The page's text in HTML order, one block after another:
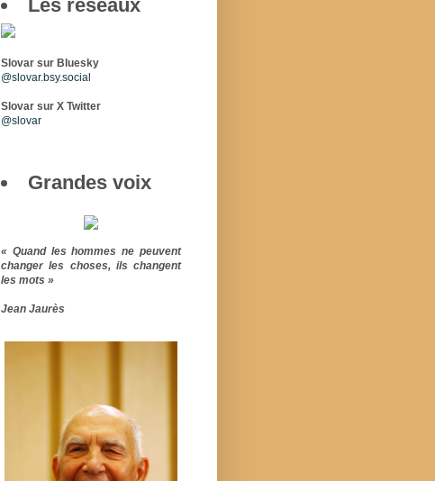
Les réseaux
Slovar sur Bluesky
@slovar.bsy.social
Slovar sur X Twitter
@slovar
Grandes voix
« Quand les hommes ne peuvent
changer les choses, ils changent
les mots »
Jean Jaurès